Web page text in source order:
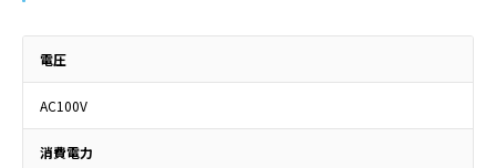
電圧
AC100V
消費電力